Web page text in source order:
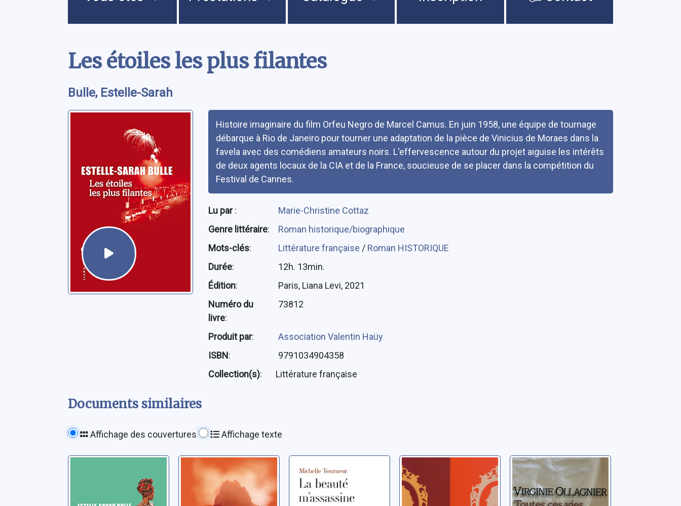
Les étoiles les plus filantes
Bulle, Estelle-Sarah
Histoire imaginaire du film Orfeu Negro de Marcel Camus. En juin 1958, une équipe de tournage
débarque à Rio de Janeiro pour tourner une adaptation de la pièce de Vinicius de Moraes dans la
favela avec des comédiens amateurs noirs. L'effervescence autour du projet aiguise les intérêts
de deux agents locaux de la CIA et de la France, soucieuse de se placer dans la compétition du
Festival de Cannes.
Lu par:
Marie-Christine Cottaz
Genre littéraire:
Roman historique/biographique
Mots-clés: Littérature française / Roman HISTORIQUE
Durée:
12h. 13min.
Édition:
Paris, Liana Levi, 2021
Numéro du
livre:
73812
Produit par:
Association Valentin Haüy
ISBN:
9791034904358
Collection(s): Littérature française
Documents similaires
Affichage des couvertures Affichage texte
aboient par la
Basses terres
Bulle, Estelle-Sarah
La beauté
m'assassine
Tourneur, Michelle
L'entrevue de
Saint-Cloud
Cobert, Harold
Toutes ces vies
qu'on abandonne
Ollagnier, Virginie